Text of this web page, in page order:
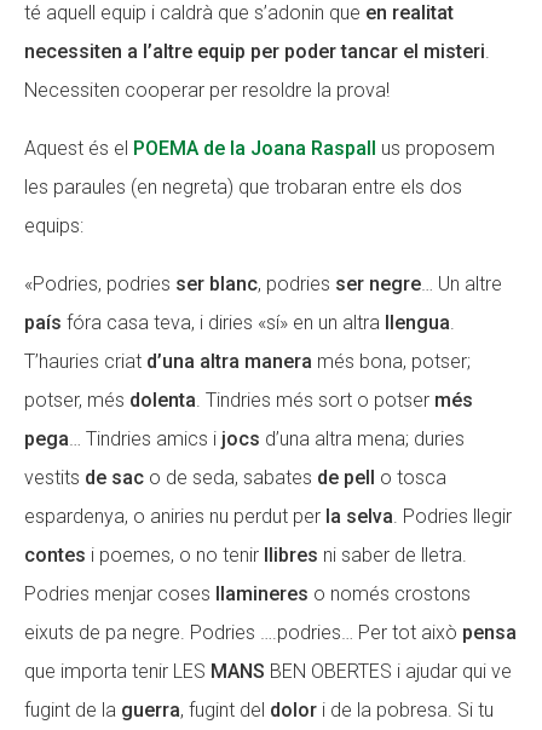
té aquell equip i caldrà que s’adonin que en realitat
necessiten a l’altre equip per poder tancar el misteri.
Necessiten cooperar per resoldre la prova!
Aquest és el POEMA de la Joana Raspall us proposem
les paraules (en negreta) que trobaran entre els dos
equips:
«Podries, podries ser blanc, podries ser negre… Un altre
país fóra casa teva, i diries «sí» en un altra llengua.
T’hauries criat d’una altra manera més bona, potser;
potser, més dolenta. Tindries més sort o potser més
pega… Tindries amics i jocs d’una altra mena; duries
vestits de sac o de seda, sabates de pell o tosca
espardenya, o aniries nu perdut per la selva. Podries llegir
contes i poemes, o no tenir llibres ni saber de lletra.
Podries menjar coses llamineres o només crostons
eixuts de pa negre. Podries ….podries… Per tot això pensa
que importa tenir LES MANS BEN OBERTES i ajudar qui ve
fugint de la guerra, fugint del dolor i de la pobresa. Si tu